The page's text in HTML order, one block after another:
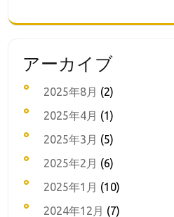
アーカイブ
2025年8月 (2)
2025年4月 (1)
2025年3月 (5)
2025年2月 (6)
2025年1月 (10)
2024年12月 (7)